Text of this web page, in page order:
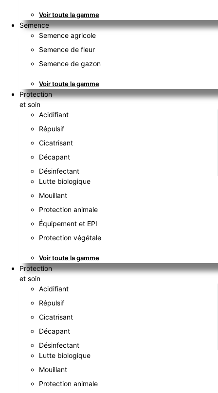
Voir toute la gamme
Semence
Semence agricole
Semence de fleur
Semence de gazon
Voir toute la gamme
Protection
et soin
Acidifiant
Répulsif
Cicatrisant
Décapant
Désinfectant
Lutte biologique
Mouillant
Protection animale
Équipement et EPI
Protection végétale
Voir toute la gamme
Protection
et soin
Acidifiant
Répulsif
Cicatrisant
Décapant
Désinfectant
Lutte biologique
Mouillant
Protection animale